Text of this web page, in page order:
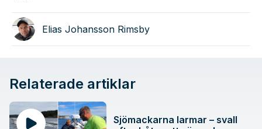
Elias Johansson Rimsby
Relaterade artiklar
Sjömackarna larmar – svall